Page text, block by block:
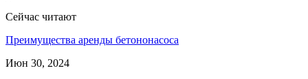
Сейчас читают
Преимущества аренды бетононасоса
Июн 30, 2024